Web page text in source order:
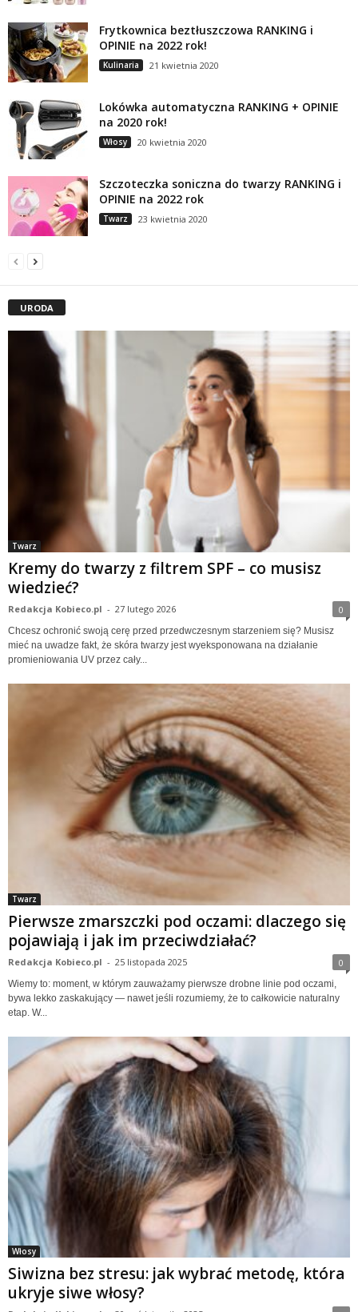
Frytkownica beztłuszczowa RANKING i
OPINIE na 2022 rok!
Kulinaria 21 kwietnia 2020
Lokówka automatyczna RANKING + OPINIE
na 2020 rok!
Włosy 20 kwietnia 2020
Szczoteczka soniczna do twarzy RANKING i
OPINIE na 2022 rok
Twarz 23 kwietnia 2020
URODA
Twarz
Kremy do twarzy z filtrem SPF – co musisz
wiedzieć?
Redakcja Kobieco.pl - 27 lutego 2026 0
Chcesz ochronić swoją cerę przed przedwczesnym starzeniem się? Musisz
mieć na uwadze fakt, że skóra twarzy jest wyeksponowana na działanie
promieniowania UV przez cały...
Twarz
Pierwsze zmarszczki pod oczami: dlaczego się
pojawiają i jak im przeciwdziałać?
Redakcja Kobieco.pl - 25 listopada 2025 0
Wiemy to: moment, w którym zauważamy pierwsze drobne linie pod oczami,
bywa lekko zaskakujący — nawet jeśli rozumiemy, że to całkowicie naturalny
etap. W...
Włosy
​Siwizna bez stresu: jak wybrać metodę, która
ukryje siwe włosy?